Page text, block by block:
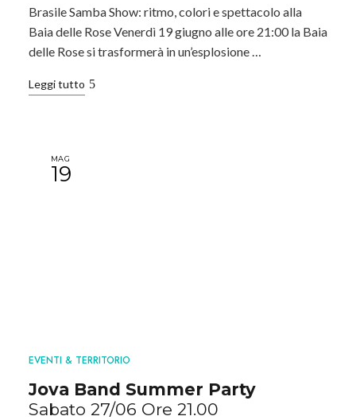
Brasile Samba Show: ritmo, colori e spettacolo alla
Baia delle Rose Venerdì 19 giugno alle ore 21:00 la Baia
delle Rose si trasformerà in un’esplosione …
Leggi tutto
MAG
19
EVENTI & TERRITORIO
Jova Band Summer Party
Sabato 27/06 Ore 21.00